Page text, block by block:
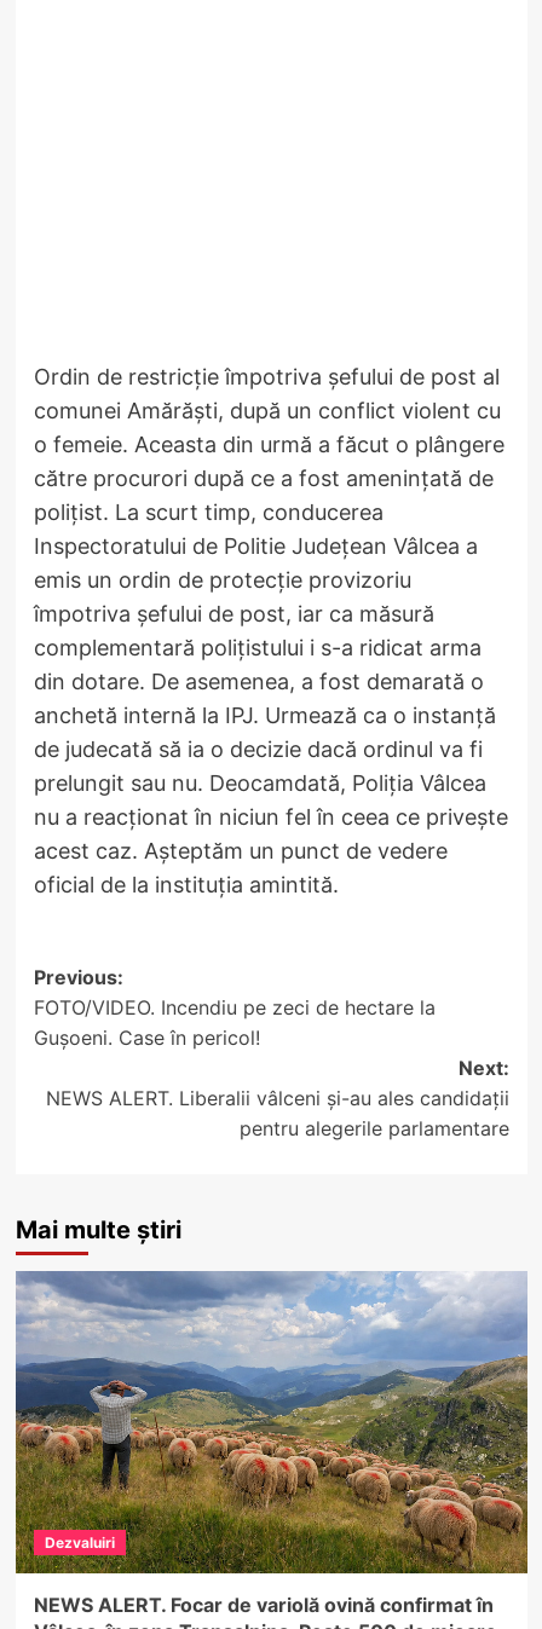
Ordin de restricție împotriva șefului de post al
comunei Amărăști, după un conflict violent cu
o femeie. Aceasta din urmă a făcut o plângere
către procurori după ce a fost amenințată de
polițist. La scurt timp, conducerea
Inspectoratului de Politie Județean Vâlcea a
emis un ordin de protecție provizoriu
împotriva șefului de post, iar ca măsură
complementară polițistului i s-a ridicat arma
din dotare. De asemenea, a fost demarată o
anchetă internă la IPJ. Urmează ca o instanță
de judecată să ia o decizie dacă ordinul va fi
prelungit sau nu. Deocamdată, Poliția Vâlcea
nu a reacționat în niciun fel în ceea ce privește
acest caz. Așteptăm un punct de vedere
oficial de la instituția amintită.
Post
navigation
Previous:
FOTO/VIDEO. Incendiu pe zeci de hectare la
Gușoeni. Case în pericol!
Next:
NEWS ALERT. Liberalii vâlceni și-au ales candidații
pentru alegerile parlamentare
Mai multe știri
Dezvaluiri
NEWS ALERT. Focar de variolă ovină confirmat în